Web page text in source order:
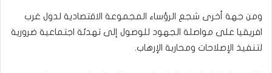
ومن جهة أخرى شجع الرؤساء المجموعة الاقتصادية لدول غرب
افريقيا على مواصلة الجهود للوصول إلى تهدئة اجتماعية ضرورية
لتنفيذ الإصلاحات ومحاربة الإرهاب.